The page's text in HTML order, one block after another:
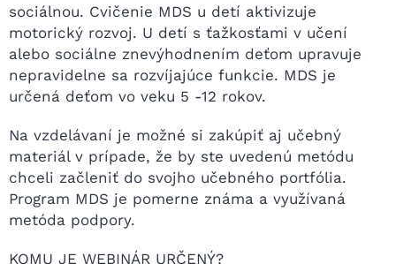
sociálnou. Cvičenie MDS u detí aktivizuje
motorický rozvoj. U detí s ťažkosťami v učení
alebo sociálne znevýhodnením deťom upravuje
nepravidelne sa rozvíjajúce funkcie. MDS je
určená deťom vo veku 5 -12 rokov.
Na vzdelávaní je možné si zakúpiť aj učebný
materiál v prípade, že by ste uvedenú metódu
chceli začleniť do svojho učebného portfólia.
Program MDS je pomerne známa a využívaná
metóda podpory.
KOMU JE WEBINÁR URČENÝ?